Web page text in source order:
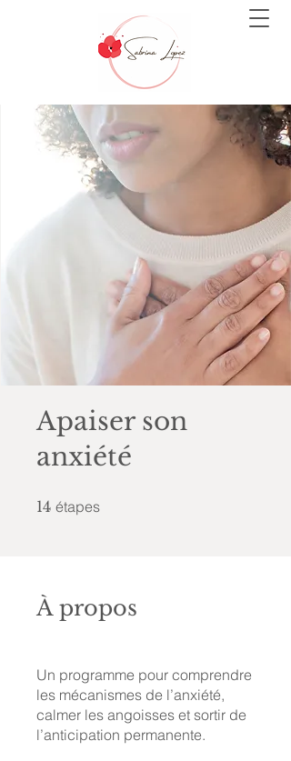
Apaiser son
anxiété
14 étapes
À propos
Un programme pour comprendre
les mécanismes de l’anxiété,
calmer les angoisses et sortir de
l’anticipation permanente.